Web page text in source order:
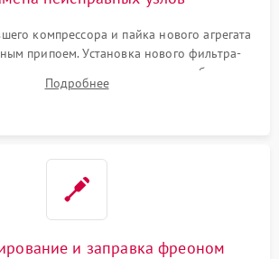
компрессора и пайка нового агрегата
припоем. Установка нового фильтра-
изношенных вентиляторов обдува,
или поврежденных дверных петель.
Подробнее
и заправка фреоном